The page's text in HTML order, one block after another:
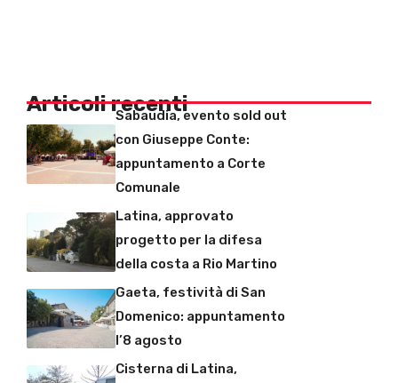
Articoli recentiSabaudia, evento sold out
con Giuseppe Conte:
appuntamento a Corte
Comunale
Latina, approvato
progetto per la difesa
della costa a Rio Martino
Gaeta, festività di San
Domenico: appuntamento
l’8 agosto
Cisterna di Latina,